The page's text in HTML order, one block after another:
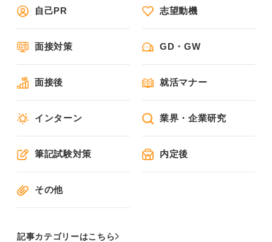
自己PR 志望動機
面接対策 GD・GW
面接後 就活マナー
インターン 業界・企業研究
筆記試験対策 内定後
その他
記事カテゴリーはこちら